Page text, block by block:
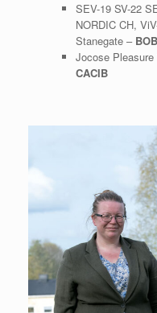
SEV-19 SV-22
NORDIC CH,
Stanegate –
Jocose Pleasure
CACIB